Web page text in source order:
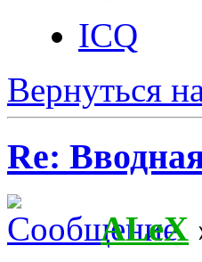
ICQ
Вернуться
Re:
ALeX